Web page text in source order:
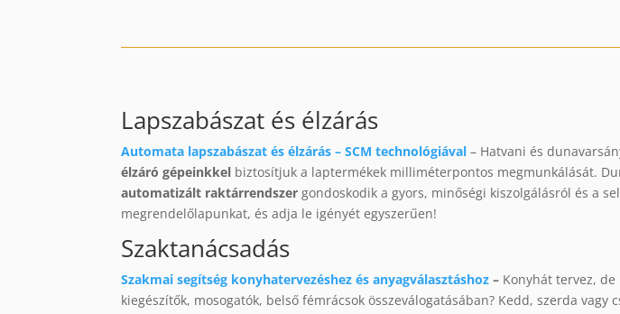
Lapszabászat és élzárás
Automata lapszabászat és élzárás – SCM technológiával – Hatvani és
élzáró gépeinkkel biztosítjuk a laptermékek milliméterpontos megmunkálását.
automatizált raktárrendszergondoskodik a gyors, minőségi kiszolgálásról és a
megrendelőlapunkat, és adja le igényét egyszerűen!
Szaktanácsadás
Szakmai segítség konyhatervezéshez és anyagválasztáshoz – Konyhát tervez,
kiegészítők, mosogatók, belső fémrácsok összeválogatásában? Kedd, szerda